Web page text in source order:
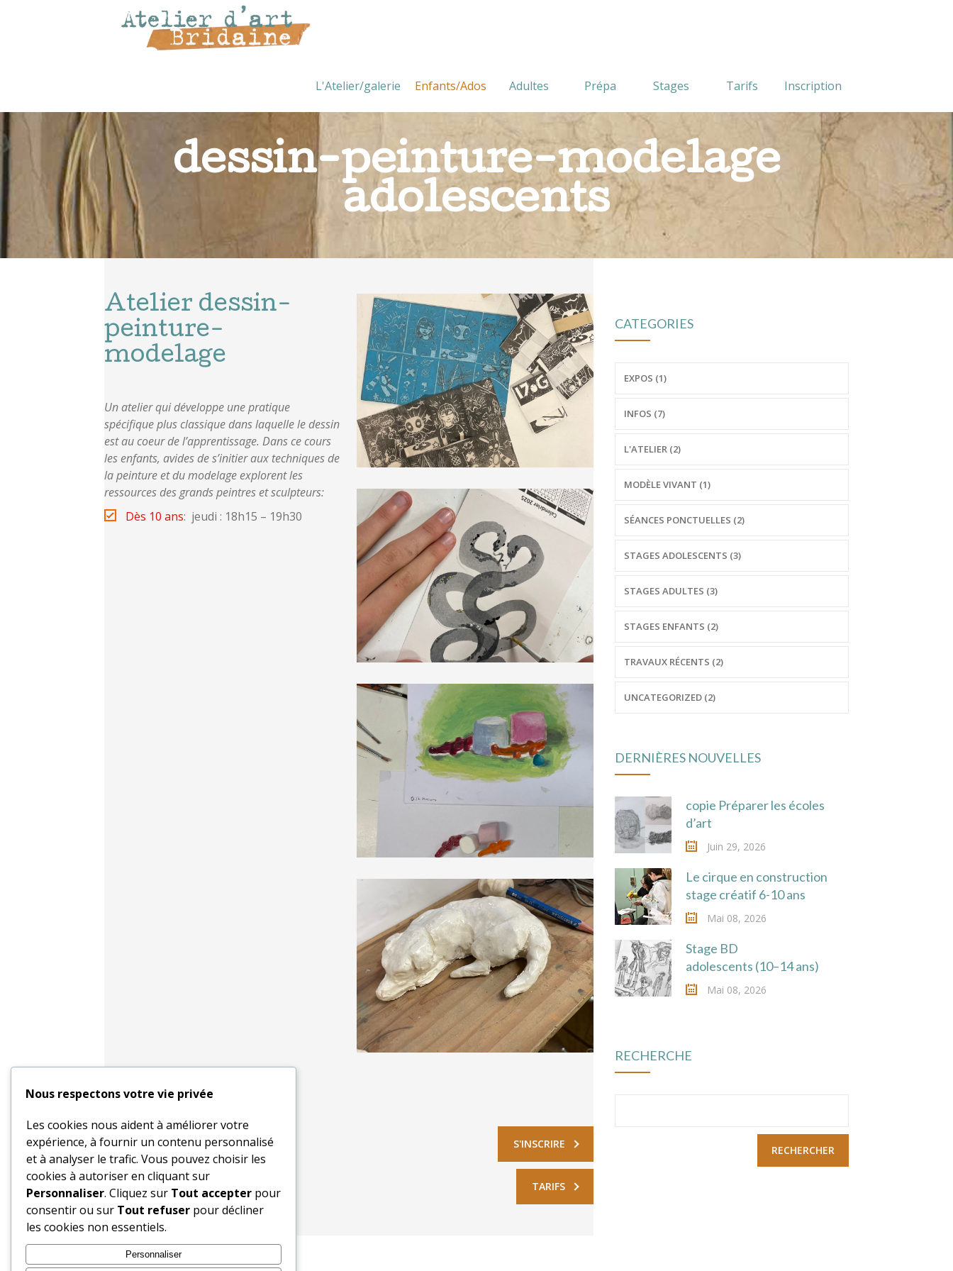
L'Atelier/galerie Enfants/Ados Adultes Prépa Stages Tarifs Inscription
dessin-peinture-modelage
adolescents
Atelier dessin-
peinture-
modelage
Un atelier qui développe une pratique
spécifique plus classique dans laquelle le dessin
est au coeur de l’apprentissage. Dans ce cours
les enfants, avides de s’initier aux techniques de
la peinture et du modelage explorent les
ressources des grands peintres et sculpteurs:
Dès 10 ans: jeudi : 18h15 – 19h30
Rejoignez nous S'INSCRIRE
TARIFS
CATEGORIES
EXPOS (1)
INFOS (7)
L'ATELIER (2)
MODÈLE VIVANT (1)
SÉANCES PONCTUELLES (2)
STAGES ADOLESCENTS (3)
STAGES ADULTES (3)
STAGES ENFANTS (2)
TRAVAUX RÉCENTS (2)
UNCATEGORIZED (2)
DERNIÈRES NOUVELLES
copie Préparer les écoles
d’art
Juin 29, 2026
Le cirque en construction
stage créatif 6-10 ans
Mai 08, 2026
Stage BD
adolescents (10–14 ans)
Mai 08, 2026
RECHERCHE
Nous respectons votre vie privée
Les cookies nous aident à améliorer votre
expérience, à fournir un contenu personnalisé
et à analyser le trafic. Vous pouvez choisir les
cookies à autoriser en cliquant sur
Personnaliser. Cliquez sur Tout accepter pour
consentir ou sur Tout refuser pour décliner
les cookies non essentiels.
Personnaliser